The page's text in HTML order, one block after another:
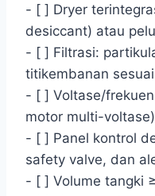
- [ ] Dryer
desiccant) atau
- [ ] Filtrasi:
titikembanan
- [ ] Voltase/
motor multi-voltase)
- [ ] Panel kontrol
safety valve, dan
- [ ] Volume tangki